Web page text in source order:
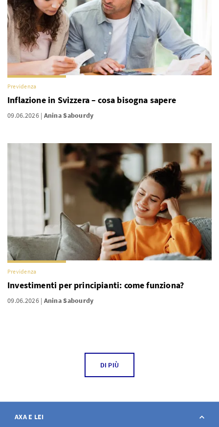
Previdenza
Inflazione in Svizzera – cosa bisogna sapere
09.06.2026 Anina Sabourdy
Previdenza
Investimenti per principianti: come funziona?
09.06.2026 Anina Sabourdy
DI PIÙ
AXA E LEI